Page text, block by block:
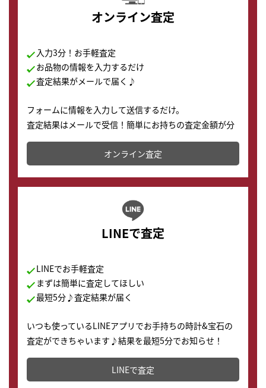
オンライン査定
入力3分！お手軽査定
お品物の情報を入力するだけ
査定結果がメールで届く♪
フォームに情報を入力して送信するだけ。
査定結果はメールで受信！簡単にお持ちの査定金額が分
かります。
オンライン査定
LINEで査定
LINEでお手軽査定
まずは簡単に査定してほしい
最短5分♪査定結果が届く
いつも使っているLINEアプリでお手持ちの時計&宝石の
査定ができちゃいます♪結果を最短5分でお知らせ！
どこからでもすぐに査定金額を知ることが出来ます。
LINEで査定